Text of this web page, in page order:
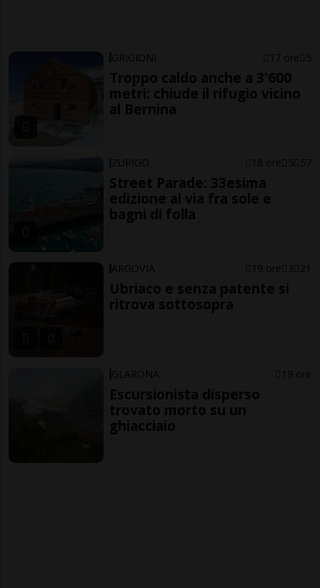
GRIGIONI 17 ore 5
Troppo caldo anche a 3'600
metri: chiude il rifugio vicino
al Bernina
ZURIGO 18 ore 5 57
Street Parade: 33esima
edizione al via fra sole e
bagni di folla
ARGOVIA 19 ore 3 21
Ubriaco e senza patente si
ritrova sottosopra
GLARONA 19 ore
Escursionista disperso
trovato morto su un
ghiacciaio